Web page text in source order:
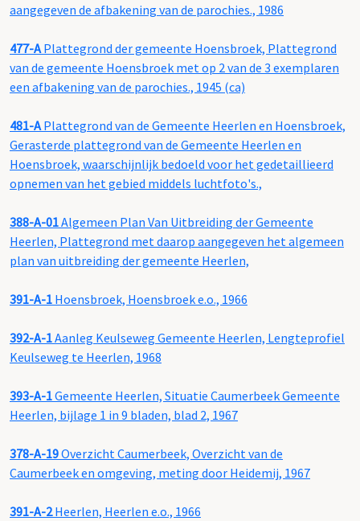
aangegeven de afbakening van de parochies., 1986
477-APlattegrond der gemeente Hoensbroek, Plattegrond
van de gemeente Hoensbroek met op 2 van de 3 exemplaren
een afbakening van de parochies., 1945 (ca)
481-APlattegrond van de Gemeente Heerlen en Hoensbroek,
Gerasterde plattegrond van de Gemeente Heerlen en
Hoensbroek, waarschijnlijk bedoeld voor het gedetaillieerd
opnemen van het gebied middels luchtfoto's.,
388-A-01Algemeen Plan Van Uitbreiding der Gemeente
Heerlen, Plattegrond met daarop aangegeven het algemeen
plan van uitbreiding der gemeente Heerlen,
391-A-1 Hoensbroek, Hoensbroek e.o., 1966
392-A-1Aanleg Keulseweg Gemeente Heerlen, Lengteprofiel
Keulseweg te Heerlen, 1968
393-A-1Gemeente Heerlen, Situatie Caumerbeek Gemeente
Heerlen, bijlage 1 in 9 bladen, blad 2, 1967
378-A-19Overzicht Caumerbeek, Overzicht van de
Caumerbeek en omgeving, meting door Heidemij, 1967
391-A-2Heerlen, Heerlen e.o., 1966